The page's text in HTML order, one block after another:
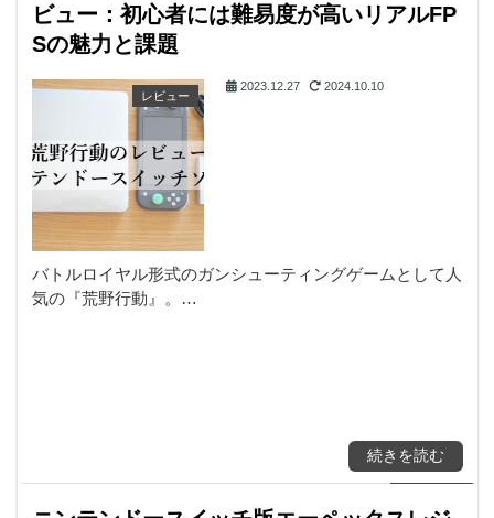
ビュー：初心者には難易度が高いリアルFP
Sの魅力と課題
レビュー
2023.12.27 2024.10.10
バトルロイヤル形式のガンシューティングゲームとして人
気の『荒野行動』。…
続きを読む